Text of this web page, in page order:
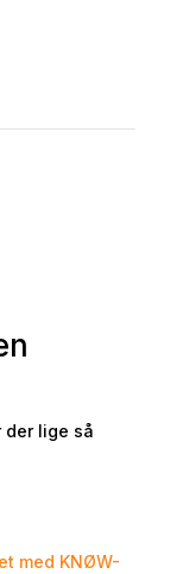
lige så